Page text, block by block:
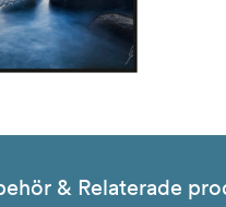
& Relaterade